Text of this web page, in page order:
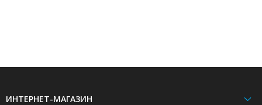
ИНТЕРНЕТ-МАГАЗИН